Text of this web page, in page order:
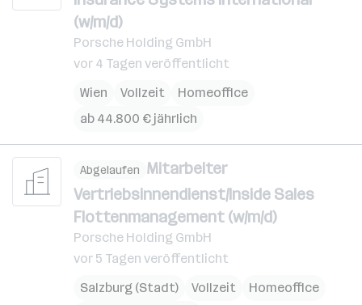
(w/m/d)
Porsche Holding GmbH
vor 4 Tagen veröffentlicht
Wien
Vollzeit
Homeoffice
ab 44.800 € jährlich
Abgelaufen Mitarbeiter
Vertriebsinnendienst/Inside Sales
Flottenmanagement (w/m/d)
Porsche Holding GmbH
vor 5 Tagen veröffentlicht
Salzburg (Stadt)
Vollzeit
Homeoffice